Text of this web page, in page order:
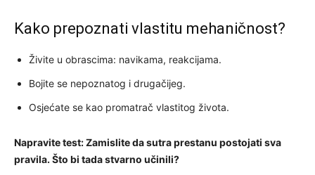
Kako prepoznati vlastitu mehaničnost?
Živite u obrascima: navikama, reakcijama.
Bojite se nepoznatog i drugačijeg.
Osjećate se kao promatrač vlastitog života.
Napravite test: Zamislite da sutra prestanu postojati sva
pravila. Što bi tada stvarno učinili?